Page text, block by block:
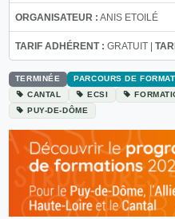
ORGANISATEUR : ANIS ETOILÉ
TARIF ADHÉRENT : GRATUIT |
TERMINÉE PARCOURS DE
CANTAL
ECSI
PUY-DE-DÔME